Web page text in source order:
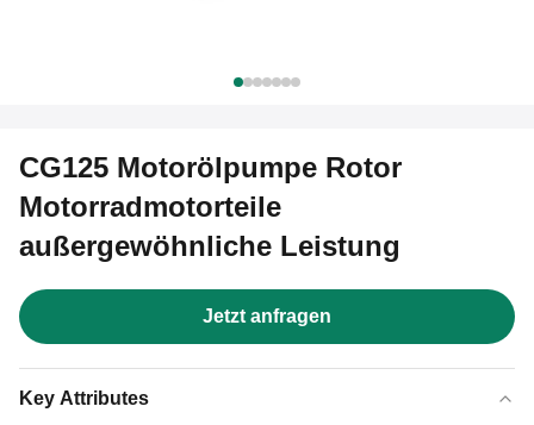
CG125 Motorölpumpe Rotor
Motorradmotorteile
außergewöhnliche Leistung
Jetzt anfragen
Key Attributes